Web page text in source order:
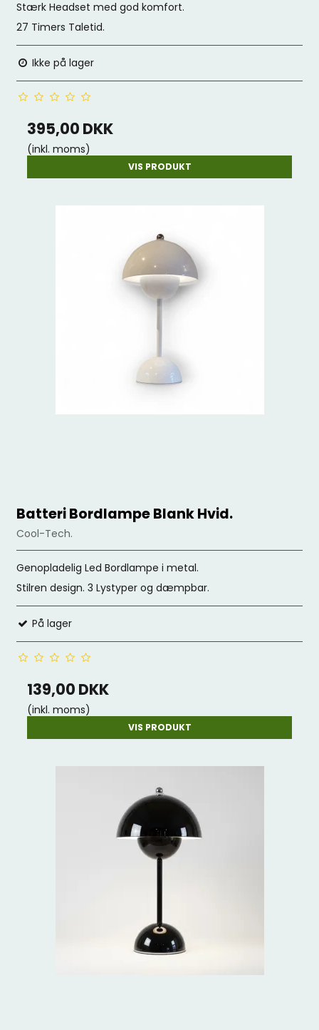
Stærk Headset med god komfort.
27 Timers Taletid.
Ikke på lager
395,00 DKK
(inkl. moms)
VIS PRODUKT
Batteri Bordlampe Blank Hvid.
Cool-Tech.
Genopladelig Led Bordlampe i metal.
Stilren design. 3 Lystyper og dæmpbar.
På lager
139,00 DKK
(inkl. moms)
VIS PRODUKT